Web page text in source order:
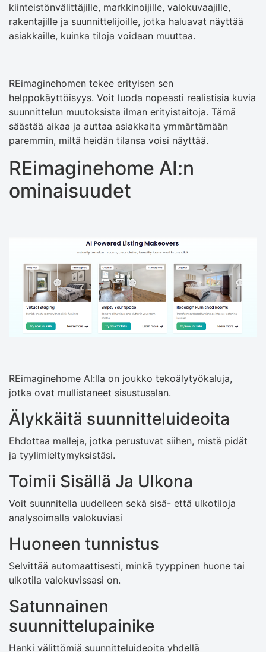
kiinteistönvälittäjille, markkinoijille, valokuvaajille,
rakentajille ja suunnittelijoille, jotka haluavat näyttää
asiakkaille, kuinka tiloja voidaan muuttaa.
REimaginehomen tekee erityisen sen
helppokäyttöisyys. Voit luoda nopeasti realistisia kuvia
suunnittelun muutoksista ilman erityistaitoja. Tämä
säästää aikaa ja auttaa asiakkaita ymmärtämään
paremmin, miltä heidän tilansa voisi näyttää.
REimaginehome AI:n
ominaisuudet
REimaginehome AI:lla on joukko tekoälytyökaluja,
jotka ovat mullistaneet sisustusalan.
Älykkäitä suunnitteluideoita
Ehdottaa malleja, jotka perustuvat siihen, mistä pidät
ja tyylimieltymyksistäsi.
Toimii Sisällä Ja Ulkona
Voit suunnitella uudelleen sekä sisä- että ulkotiloja
analysoimalla valokuviasi
Huoneen tunnistus
Selvittää automaattisesti, minkä tyyppinen huone tai
ulkotila valokuvissasi on.
Satunnainen
suunnittelupainike
Hanki välittömiä suunnitteluideoita yhdellä